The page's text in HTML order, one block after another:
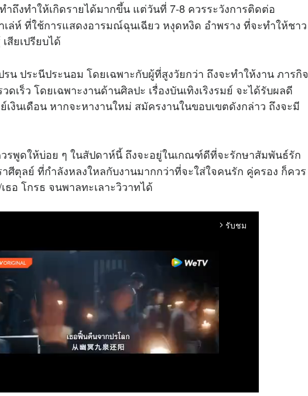
ำถึงทำให้เกิดรายได้มากขึ้น แต่วันที่ 7-8 ควรระวังการติดต่อ
เล่ห์ ที่ใช้การแสดงอารมณ์ฉุนเฉียว หงุดหงิด อำพราง ที่จะทำให้ชาว
สียเปรียบได้
ประนีประนอม โดยเฉพาะกับผู้ที่สูงวัยกว่า ถึงจะทำให้งาน ภารกิจ
ดเร็ว โดยเฉพาะงานด้านศิลปะ เรื่องบันเทิงเริงรมย์ จะได้รับผลดี
เงินเดือน หากจะหางานใหม่ สมัครงานในขอบเขตดังกล่าว ถึงจะมี
รพูดให้บ่อย ๆ ในสัปดาห์นี้ ถึงจะอยู่ในเกณฑ์ดีที่จะรักษาสัมพันธ์รัก
ศีตุลย์ ที่กำลังหลงใหลกับงานมากกว่าที่จะใส่ใจคนรัก คู่ครอง ก็ควร
ธอ โกรธ จนพาลทะเลาะวิวาทได้
arrow_forward_ios รับชม